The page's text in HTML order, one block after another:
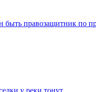
правозащитник по
у реки тонут